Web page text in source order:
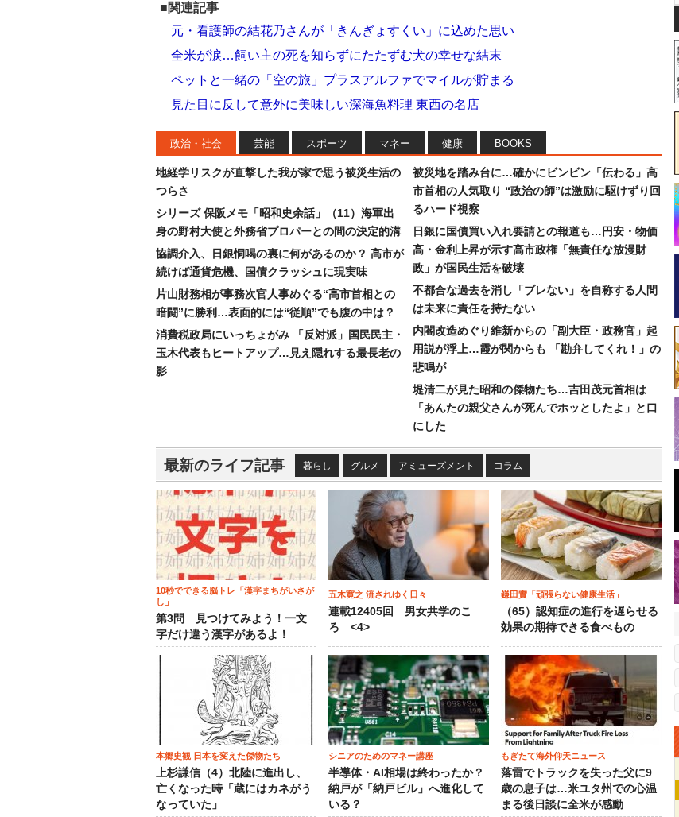
■関連記事
元・看護師の結花乃さんが「きんぎょすくい」に込めた思い
全米が涙…飼い主の死を知らずにたたずむ犬の幸せな結末
ペットと一緒の「空の旅」プラスアルファでマイルが貯まる
見た目に反して意外に美味しい深海魚料理 東西の名店
政治・社会 芸能 スポーツ マネー 健康 BOOKS
地経学リスクが直撃した我が家で思う被災生活の
つらさ
シリーズ 保阪メモ「昭和史余話」（11）海軍出
身の野村大使と外務省プロパーとの間の決定的溝
協調介入、日銀恫喝の裏に何があるのか？ 高市が
続けば通貨危機、国債クラッシュに現実味
片山財務相が事務次官人事めぐる“高市首相との
暗闘”に勝利…表面的には“従順”でも腹の中は？
消費税政局にいっちょがみ 「反対派」国民民主・
玉木代表もヒートアップ…見え隠れする最長老の
影
被災地を踏み台に…確かにビンビン「伝わる」高
市首相の人気取り “政治の師”は激励に駆けずり回
るハード視察
日銀に国債買い入れ要請との報道も…円安・物価
高・金利上昇が示す高市政権「無責任な放漫財
政」が国民生活を破壊
不都合な過去を消し「ブレない」を自称する人間
は未来に責任を持たない
内閣改造めぐり維新からの「副大臣・政務官」起
用説が浮上…霞が関からも 「勘弁してくれ！」の
悲鳴が
堤清二が見た昭和の傑物たち…吉田茂元首相は
「あんたの親父さんが死んでホッとしたよ」と口
にした
最新のライフ記事 暮らし グルメ アミューズメント コラム
10秒でできる脳トレ「漢字まちがいさが
し」
第3問 見つけてみよう！一文
字だけ違う漢字があるよ！
五木寛之 流されゆく日々
連載12405回 男女共学のこ
ろ <4>
鎌田實「頑張らない健康生活」
（65）認知症の進行を遅らせる
効果の期待できる食べもの
本郷史観 日本を変えた傑物たち
上杉謙信（4）北陸に進出し、
亡くなった時「蔵にはカネがう
なっていた」
シニアのためのマネー講座
半導体・AI相場は終わったか？
納戸が「納戸ビル」へ進化して
いる？
もぎたて海外仰天ニュース
落雷でトラックを失った父に9
歳の息子は…米ユタ州での心温
まる後日談に全米が感動